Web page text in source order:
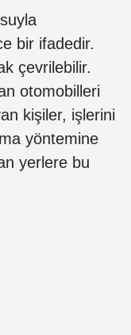
bir ifadedir.
çevrilebilir.
otomobilleri
kişiler, işlerini
yöntemine
yerlere bu